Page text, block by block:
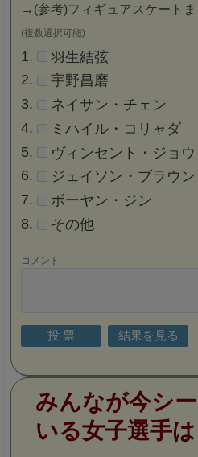
→ (参考)フィギュアスケート
(複数選択可能)
羽生結弦
宇野昌磨
ネイサン・チェン
ミハイル・コリャダ
ヴィンセント・ジョウ
ジェイソン・ブラウン
ボーヤン・ジン
その他
コメント
みんなが今シ
いる女子選手は